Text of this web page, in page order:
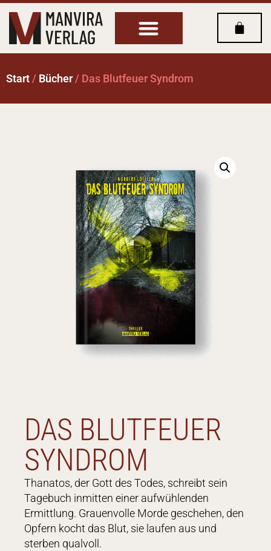
Start / Bücher/ Das Blutfeuer Syndrom
DAS BLUTFEUER
SYNDROM
Thanatos, der Gott des Todes, schreibt sein
Tagebuch inmitten einer aufwühlenden
Ermittlung. Grauenvolle Morde geschehen, den
Opfern kocht das Blut, sie laufen aus und
sterben qualvoll.